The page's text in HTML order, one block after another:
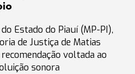
Estado do Piauí (MP-PI),
de Justiça de Matias
voltada ao
sonora